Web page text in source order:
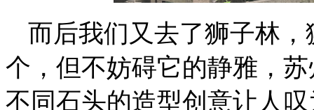
而后我们又去了狮子林
个，但不妨碍它的静雅，
不同石头的造型创意让人